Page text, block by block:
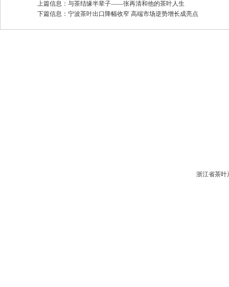
上篇信息： 与茶结缘半辈子——张再清和他的茶叶人生
下篇信息： 宁波茶叶出口降幅收窄 高端市场逆势增长成亮点
浙江省茶